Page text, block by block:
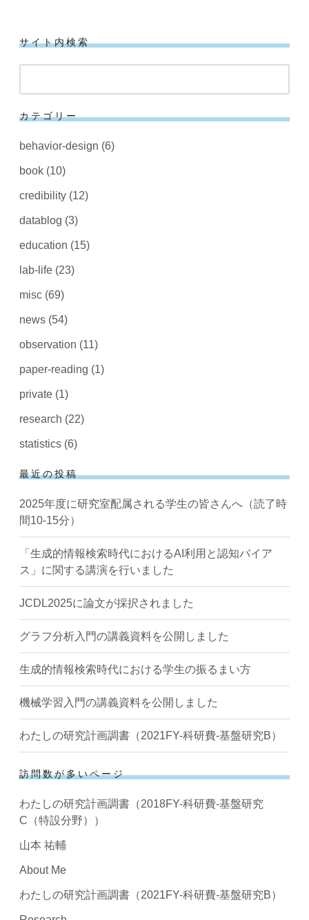
サイト内検索
カテゴリー
behavior-design (6)
book (10)
credibility (12)
datablog (3)
education (15)
lab-life (23)
misc (69)
news (54)
observation (11)
paper-reading (1)
private (1)
research (22)
statistics (6)
最近の投稿
2025年度に研究室配属される学生の皆さんへ（読了時
間10-15分）
「生成的情報検索時代におけるAI利用と認知バイア
ス」に関する講演を行いました
JCDL2025に論文が採択されました
グラフ分析入門の講義資料を公開しました
生成的情報検索時代における学生の振るまい方
機械学習入門の講義資料を公開しました
わたしの研究計画調書（2021FY-科研費-基盤研究B）
訪問数が多いページ
わたしの研究計画調書（2018FY-科研費-基盤研究
C（特設分野））
山本 祐輔
About Me
わたしの研究計画調書（2021FY-科研費-基盤研究B）